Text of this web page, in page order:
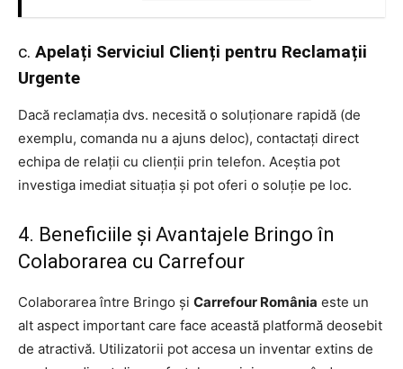
c. Apelați Serviciul Clienți pentru Reclamații
Urgente
Dacă reclamația dvs. necesită o soluționare rapidă (de
exemplu, comanda nu a ajuns deloc), contactați direct
echipa de relații cu clienții prin telefon. Aceștia pot
investiga imediat situația și pot oferi o soluție pe loc.
4. Beneficiile și Avantajele Bringo în
Colaborarea cu Carrefour
Colaborarea între Bringo și Carrefour România este un
alt aspect important care face această platformă deosebit
de atractivă. Utilizatorii pot accesa un inventar extins de